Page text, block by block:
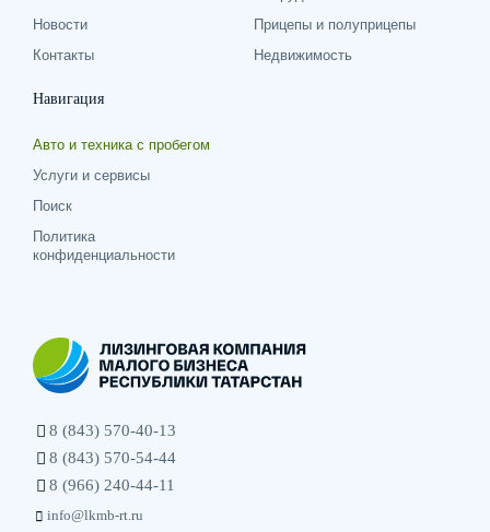
8 (843) 570-40-13
8 (843) 570-54-44
8 (966) 240-44-11
info@lkmb-rt.ru
Новости
Контакты
Прицепы и полуприцепы
Недвижимость
Навигация
Авто и техника с пробегом
Услуги и сервисы
Поиск
Политика
конфиденциальности